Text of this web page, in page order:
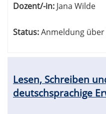
Dozent/-in: Jana Wilde
Status:Anmeldung
Lesen, Schreiben
deutschsprachige